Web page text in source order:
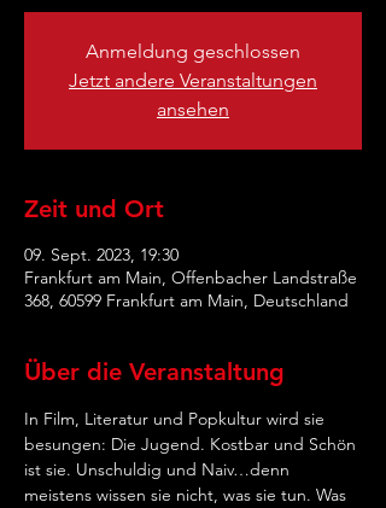
Anmeldung geschlossen
Jetzt andere Veranstaltungen
ansehen
Zeit und Ort
09. Sept. 2023, 19:30
Frankfurt am Main, Offenbacher Landstraße
368, 60599 Frankfurt am Main, Deutschland
Über die Veranstaltung
In Film, Literatur und Popkultur wird sie
besungen: Die Jugend. Kostbar und Schön
ist sie. Unschuldig und Naiv…denn
meistens wissen sie nicht, was sie tun. Was